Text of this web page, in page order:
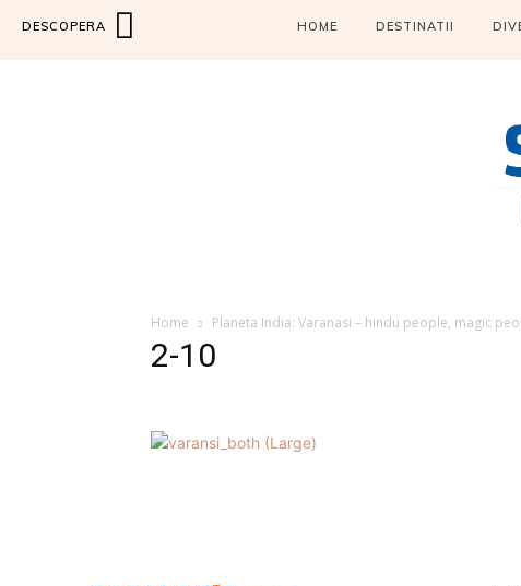
DESCOPERA HOME DESTINATII
Home Planeta India: Varanasi – hindu people, magic
2-10